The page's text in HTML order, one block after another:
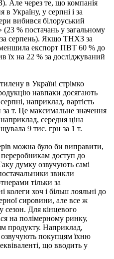
Але через те, що компанія
Україну, у серпні і за
вибився білоруський
% постачань у загальному
за серпень). Якщо ТНХЗ за
експорт ПВТ 60 % до
їх на 22 % за досліджуваний
в Україні стрімко
навпаки досягають
наприклад, вартість
т. Це максимальне значення
середня ціна
9 тис. грн за 1 т.
можна було би виправити,
доступ до
думку озвучують самі
звикли
тільки за
колеги хоч і більш лояльні до
сировини, але все ж
сезон. Для кінцевого
на полімерному ринку,
продукту. Наприклад,
покупцям їхню
що вводить у